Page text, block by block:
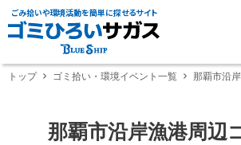
ごみ拾いや環境活動を簡単に探せるサイト
トップ ゴミ拾い・環境イベント一覧 那覇市沿
那覇市沿岸漁港周辺